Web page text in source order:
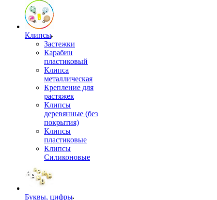
Клипсы
Застежки
Карабин
пластиковый
Клипса
металлическая
Крепление для
растяжек
Клипсы
деревянные (без
покрытия)
Клипсы
пластиковые
Клипсы
Силиконовые
Буквы, цифры